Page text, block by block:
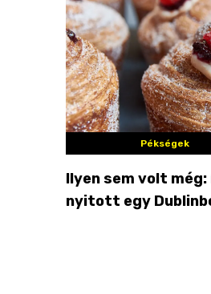
Pékségek
Ilyen sem volt
nyitott egy